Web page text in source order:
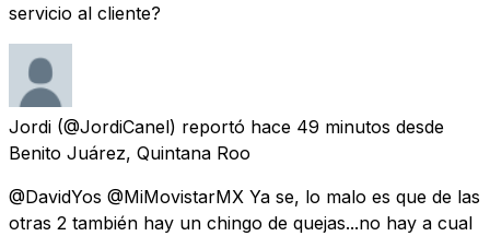
servicio al cliente?
Jordi (@JordiCanel) reportó hace 49 minutos desde
Benito Juárez, Quintana Roo
@DavidYos @MiMovistarMX Ya se, lo malo es que de las
otras 2 también hay un chingo de quejas...no hay a cual